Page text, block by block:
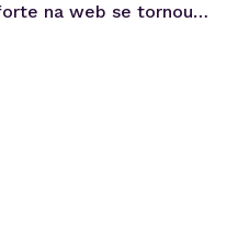
na web se tornou
a Revenda de